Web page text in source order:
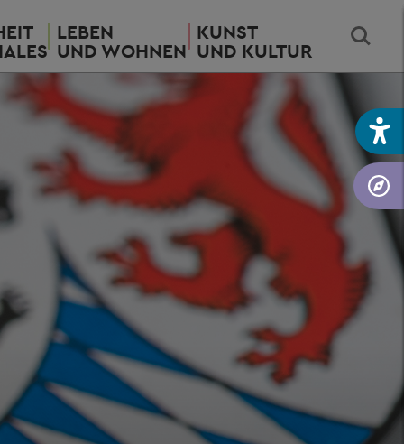
LEBEN
UND WOHNEN
KUNST
UND KULTUR